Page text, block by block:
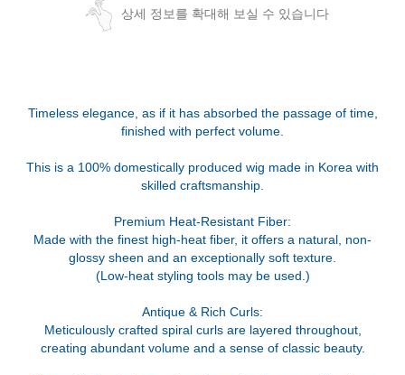
상세 정보를 확대해 보실 수 있습니다
Timeless elegance, as if it has absorbed the passage of time,
finished with perfect volume.
This is a 100% domestically produced wig made in Korea with
skilled craftsmanship.
Premium Heat-Resistant Fiber:
Made with the finest high-heat fiber, it offers a natural, non-
glossy sheen and an exceptionally soft texture.
(Low-heat styling tools may be used.)
Antique & Rich Curls:
Meticulously crafted spiral curls are layered throughout,
creating abundant volume and a sense of classic beauty.